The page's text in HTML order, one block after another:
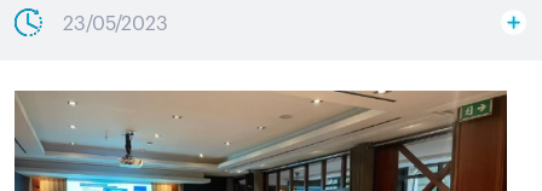
23/05/2023